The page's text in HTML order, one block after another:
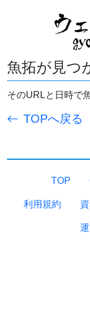
魚拓が見つ
そのURLと日時で
TOPへ戻る
TOP
利用規約